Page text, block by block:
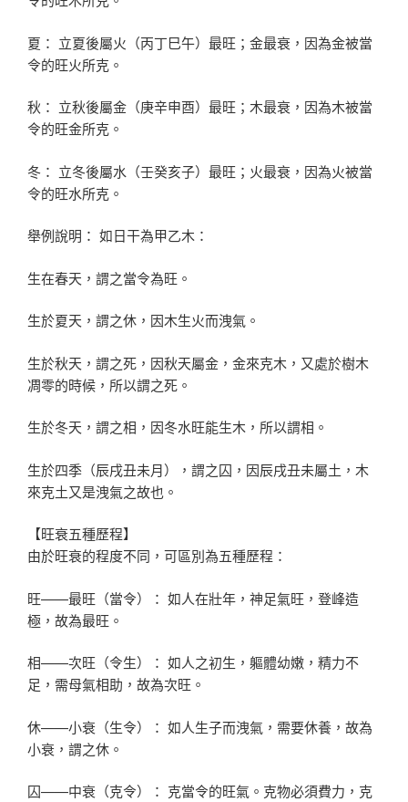
夏： 立夏後屬火（丙丁巳午）最旺；金最衰，因為金被當
令的旺火所克。
秋： 立秋後屬金（庚辛申酉）最旺；木最衰，因為木被當
令的旺金所克。
冬： 立冬後屬水（壬癸亥子）最旺；火最衰，因為火被當
令的旺水所克。
舉例說明： 如日干為甲乙木：
生在春天，謂之當令為旺。
生於夏天，謂之休，因木生火而洩氣。
生於秋天，謂之死，因秋天屬金，金來克木，又處於樹木
凋零的時候，所以謂之死。
生於冬天，謂之相，因冬水旺能生木，所以謂相。
生於四季（辰戌丑未月），謂之囚，因辰戌丑未屬土，木
來克土又是洩氣之故也。
【旺衰五種歷程】
由於旺衰的程度不同，可區別為五種歷程：
旺——最旺（當令）： 如人在壯年，神足氣旺，登峰造
極，故為最旺。
相——次旺（令生）： 如人之初生，軀體幼嫩，精力不
足，需母氣相助，故為次旺。
休——小衰（生令）： 如人生子而洩氣，需要休養，故為
小衰，謂之休。
囚——中衰（克令）： 克當令的旺氣。克物必須費力，克